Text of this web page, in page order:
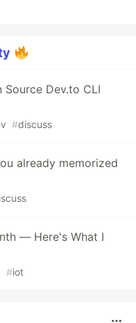
Dev.to CLI
#discuss
already memorized
— Here's What I
#iot